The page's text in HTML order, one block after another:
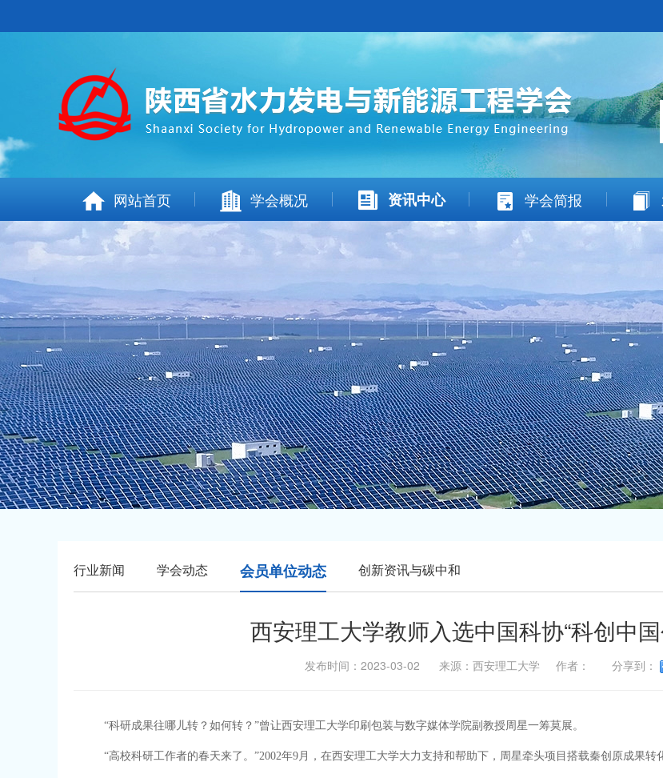
网站首页 学会概况 资讯中心 学会简报
行业新闻 学会动态 会员单位动态 创新资讯与碳中和
西安理工大学教师入选中国科协“科创中
发布时间：2023-03-02 来源：西安理工大学 作者： 分享到：
“科研成果往哪儿转？如何转？”曾让西安理工大学印刷包装与数字媒体学院副教授周星一筹莫展。
“高校科研工作者的春天来了。”2002年9月，在西安理工大学大力支持和帮助下，周星牵头项目搭载秦创原成果转